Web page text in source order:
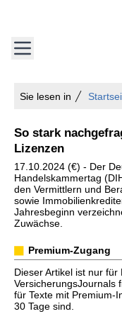
Sie lesen in
So stark
Lizenzen
17.10.2024 (€) - Der
Handelskammertag
den Vermittlern und
sowie
Jahresbeginn
Zuwächse.
Premium-Zugang
Dieser Artikel ist nur
VersicherungsJournals
für Texte mit Premium-
30 Tage sind.